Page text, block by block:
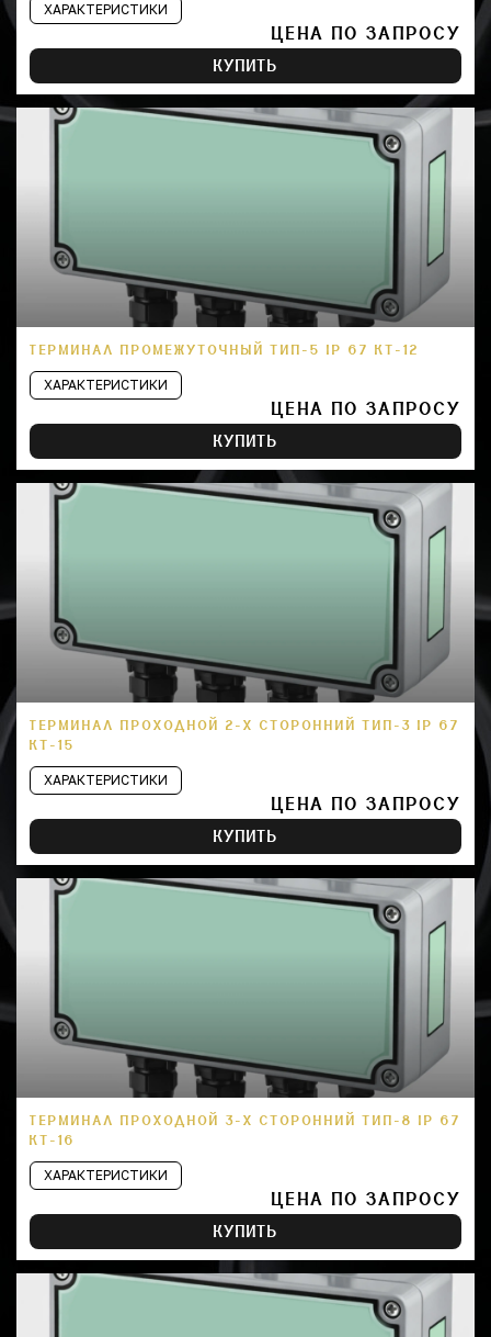
ХАРАКТЕРИСТИКИ
ЦЕНА ПО ЗАПРОСУ
КУПИТЬ
ТЕРМИНАЛ ПРОМЕЖУТОЧНЫЙ ТИП-5 IP 67 КТ-12
ХАРАКТЕРИСТИКИ
ЦЕНА ПО ЗАПРОСУ
КУПИТЬ
ТЕРМИНАЛ ПРОХОДНОЙ 2-Х СТОРОННИЙ ТИП-3 IP 67
КТ-15
ХАРАКТЕРИСТИКИ
ЦЕНА ПО ЗАПРОСУ
КУПИТЬ
ТЕРМИНАЛ ПРОХОДНОЙ 3-Х СТОРОННИЙ ТИП-8 IP 67
КТ-16
ХАРАКТЕРИСТИКИ
ЦЕНА ПО ЗАПРОСУ
КУПИТЬ